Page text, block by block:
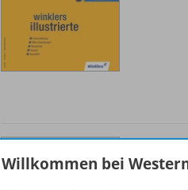
Willkommen bei